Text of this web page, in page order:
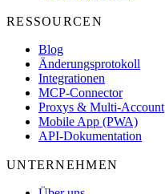
RESSOURCEN
Blog
Änderungsprotokoll
Integrationen
MCP-Connector
Proxys & Multi-Account
Mobile App (PWA)
API-Dokumentation
UNTERNEHMEN